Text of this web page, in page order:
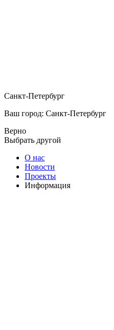
Санкт-Петербург
Ваш город: Санкт-Петербург
Верно
Выбрать другой
О нас
Новости
Проекты
Информация